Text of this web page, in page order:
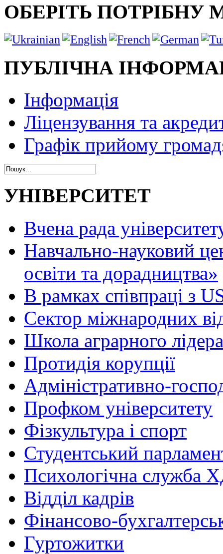
ОБЕРІТЬ ПОТРІБНУ
ПУБЛІЧНА
Інформація
Ліцензування та
Графік прийому
УНІВЕРСИТЕТ
Вчена рада
Навчально-науковий
освіти та дорадництва»
В рамках співпраці з
Сектор міжнародних
Школа аграрного лідера
Протидія корупції
Адміністративно-
Профком університету
Фізкультура і спорт
Студентський
Психологічна служба
Відділ кадрів
Фінансово-
Гуртожитки